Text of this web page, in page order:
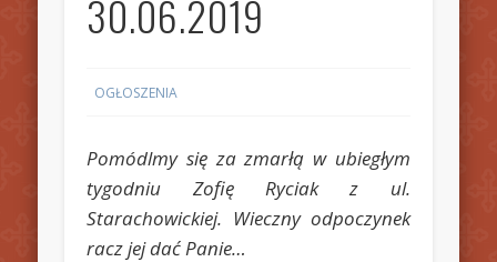
30.06.2019
OGŁOSZENIA
Pomódlmy się za zmarłą w ubiegłym
tygodniu Zofię Ryciak z ul.
Starachowickiej. Wieczny odpoczynek
racz jej dać Panie…